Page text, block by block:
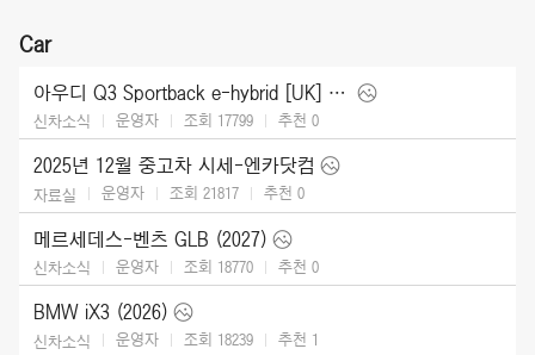
Car
아우디 Q3 Sportback e-hybrid [UK] (2026)
신차소식 운영자 조회 17799 추천 0
2025년 12월 중고차 시세-엔카닷컴
자료실 운영자 조회 21817 추천 0
메르세데스-벤츠 GLB (2027)
신차소식 운영자 조회 18770 추천 0
BMW iX3 (2026)
신차소식 운영자 조회 18239 추천 1